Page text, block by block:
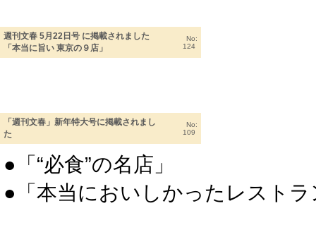
週刊文春 5月22日号 に掲載されました
「本当に旨い 東京の９店」
No:
124
「週刊文春」新年特大号に掲載されまし
た
No:
109
●「“必食”の名店」
●「本当においしかったレストラ